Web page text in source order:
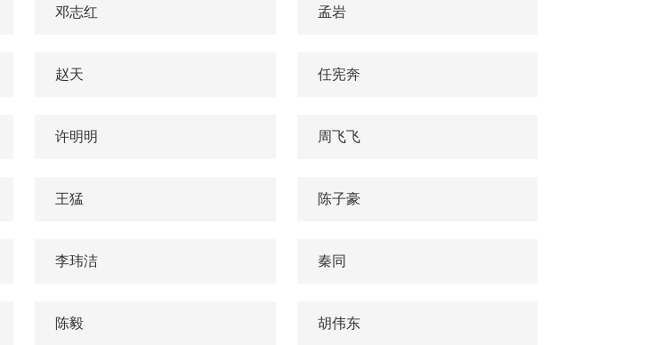
邓志红 孟岩
赵天 任宪奔
许明明 周飞飞
王猛 陈子豪
李玮洁 秦同
陈毅 胡伟东